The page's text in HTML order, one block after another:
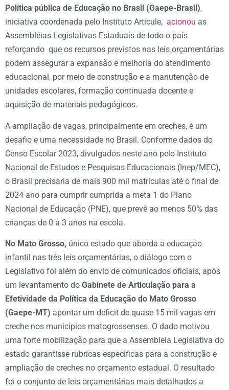
Política pública de Educação no Brasil (Gaepe-Brasil),
iniciativa coordenada pelo Instituto Articule, acionou as
Assembléias Legislativas Estaduais de todo o país
reforçando que os recursos previstos nas leis orçamentárias
podem assegurar a expansão e melhoria do atendimento
educacional, por meio de construção e a manutenção de
unidades escolares, formação continuada docente e
aquisição de materiais pedagógicos.
A ampliação de vagas, principalmente em creches, é um
desafio e uma necessidade no Brasil. Conforme dados do
Censo Escolar 2023, divulgados neste ano pelo Instituto
Nacional de Estudos e Pesquisas Educacionais (Inep/MEC),
o Brasil precisaria de mais 900 mil matrículas até o final de
2024 ano para cumprir cumprida a meta 1 do Plano
Nacional de Educação (PNE), que prevê ao menos 50% das
crianças de 0 a 3 anos na escola.
No Mato Grosso, único estado que aborda a educação
infantil nas três leis orçamentárias, o diálogo com o
Legislativo foi além do envio de comunicados oficiais, após
um levantamento do Gabinete de Articulação para a
Efetividade da Política da Educação do Mato Grosso
(Gaepe-MT) apontar um déficit de quase 15 mil vagas em
creche nos municípios matogrossenses. O dado motivou
uma forte mobilização para que a Assembleia Legislativa do
estado garantisse rubricas específicas para a construção e
ampliação de creches no orçamento estadual. O resultado
foi o conjunto de leis orçamentárias mais detalhados a